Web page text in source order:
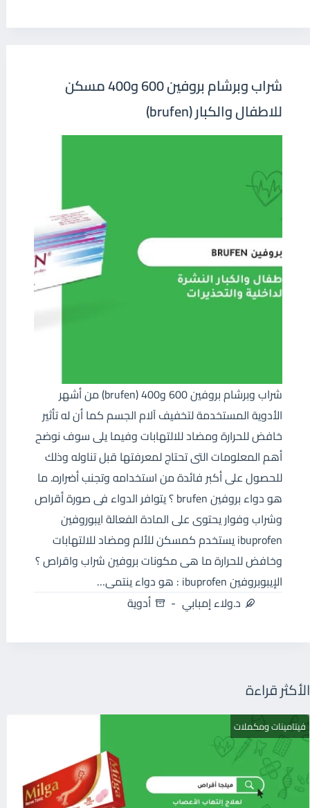
شراب وبرشام بروفين 600 و400 مسكن
للاطفال والكبار (brufen)
شراب وبرشام بروفين 600 و400 (brufen) من أشهر
الأدوية المستخدمة لتخفيف آلام الجسم كما أن له تأثير
خافض للحرارة ومضاد للالتهابات وفيما يلى سوف نوضح
أهم المعلومات التى تحتاج لمعرفتها قبل تناوله وذلك
للحصول على أكبر فائدة من استخدامه وتجنب أضراره. ما
هو دواء بروفين brufen ؟ يتوافر الدواء فى صورة أقراص
وشراب وفوار يحتوى على المادة الفعالة ايبوروفين
ibuprofen يستخدم كمسكن للألم ومضاد للالتهابات
وخافض للحرارة ما هى مكونات بروفين شراب واقراص ؟
الإيبوبروفين ibuprofen : هو دواء ينتمى…
د.ولاء إمبابي
أدوية
الأكثر قراءة
فيتامينات ومكملات